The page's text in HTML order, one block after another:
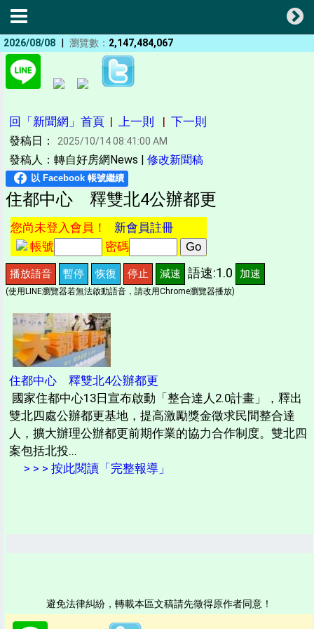
2026/08/08 | 瀏覽數： 2,147,484,067
回「新聞網」首頁 | 上一則 | 下一則
發稿日： 2025/10/14 08:41:00 AM
發稿人：轉自好房網News | 修改新聞稿
住都中心 釋雙北4公辦都更
您尚未登入會員！ 新會員註冊
帳號
密碼
播放語音 暫停 恢復 停止 減速 語速:1.0 加速
(使用LINE瀏覽器若無法啟動語音，請改用Chrome瀏覽器播放)
住都中心 釋雙北4公辦都更
國家住都中心13日宣布啟動「整合達人2.0計畫」，釋出
雙北四處公辦都更基地，提高激勵獎金徵求民間整合達
人，擴大辦理公辦都更前期作業的協力合作制度。雙北四
案包括北投...
> > > 按此閱讀「完整報導」
避免法律糾紛，轉載本區文稿請先徵得原作者同意！